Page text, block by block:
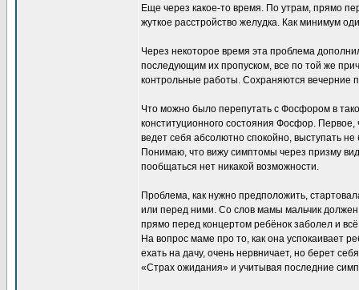
Еще через какое-то время. По утрам, прямо
жуткое расстройство желудка. Как минимум
Через некоторое время эта проблема
последующим их пропуском, все по той же
контрольные работы. Сохраняются вечерние
Что можно было перепутать с Фосфором в
конституционного состояния Фосфор. Первое,
ведет себя абсолютно спокойно, выступать
Понимаю, что вижу симптомы через призму
пообщаться нет никакой возможности.
Проблема, как нужно предположить,
или перед ними. Со слов мамы мальчик
прямо перед концертом ребёнок заболел и
На вопрос маме про то, как она успокаивает
ехать на дачу, очень нервничает, но берет
«Страх ожидания» и учитывая последние